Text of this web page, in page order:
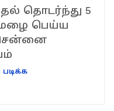
தொடர்ந்து 5
மழை பெய்ய
சென்னை